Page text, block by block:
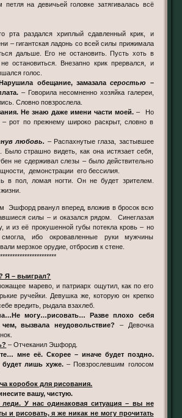
на девичьей головке затягивалась всё
рта раздался хриплый сдавленный крик, и
– гигантская ладонь со всей силы прижимала
дальше. Его не остановить. Пусть хоть в
остановиться. Внезапно крик прервался, и
голос.
обещание, замазаласеростью –
– Говорила несомненно хозяйка галереи,
Словно повзрослела.
Не знаю даже имени части моей. – Но
– рот по прежнему широко раскрыт, словно в
любовь. – Распахнутые глаза, застывшее
страшно видеть, как она истязает себя,
не сдерживал слезы – было действительно
демонстрации его бессилия.
в пол, ломая ногти. Он не будет зрителем.
силы – и оказался рядом. Синеглазая
и из её прокушенной губы потекла кровь – но
ибо окровавленные руки мужчины
мерзкое орудие, отбросив к стене.
Я – выиграл?
марево, и патриарх ощутил, как по его
ручейки. Девушка же, которую он крепко
вредить, рыдала взахлеб.
могу…рисовать… Разве плохо себя
вызвала неудовольствие? – Девочка
– Отчеканил Эшфорд.
мне её. Скорее – иначе будет поздно.
будет лишь хуже. – Повзрослевшим голосом
коробок для рисования.
вашу, чистую.
У нас одинаковая ситуация – вы не
и рисовать, я же никак не могу прочитать